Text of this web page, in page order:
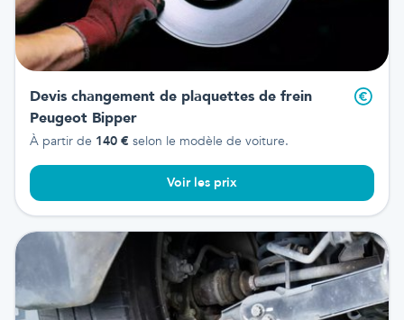
Devis changement de plaquettes de frein
Peugeot Bipper
À partir de 140 € selon le modèle de voiture.
Voir les prix